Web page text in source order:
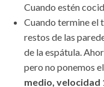
Cuando estén
Cuando termine el
restos de las
de la espátula.
pero no ponemos
medio, velocidad